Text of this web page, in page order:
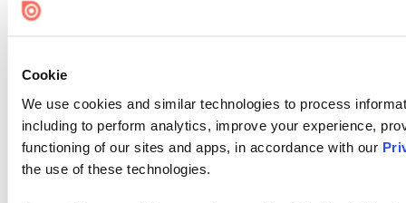
Cookie
We use cookies and similar technologies to process
including to perform analytics, improve your experience,
functioning of our sites and apps, in accordance with our
the use of these technologies.